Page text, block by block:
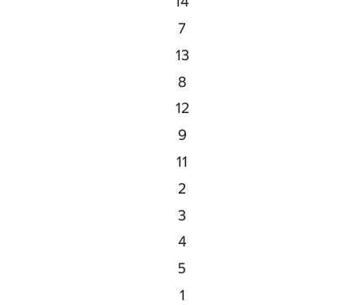
7
13
8
12
9
11
2
3
4
5
1